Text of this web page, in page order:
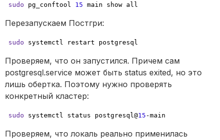
sudo pg_conftool 15 main show all
Перезапускаем Постгри:
sudo systemctl restart postgresql
Проверяем, что он запустился. Причем сам
postgresql.service может быть status exited, но это
лишь обертка. Поэтому нужно проверять
конкретный кластер:
sudo systemctl status postgresql@15 -main
Проверяем, что локаль реально применилась